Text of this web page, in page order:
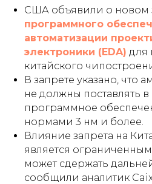
США объявили о новом
программного
автоматизации
электроники (EDA) для
китайского
В запрете указано, что
не должны поставлять
программное
нормами 3 нм и более.
Влияние запрета на
является
может сдержать
сообщили аналитик